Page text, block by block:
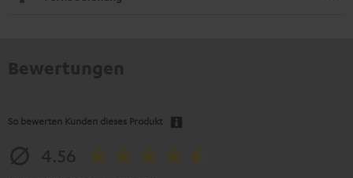
So bewerten Kunden dieses Produkt